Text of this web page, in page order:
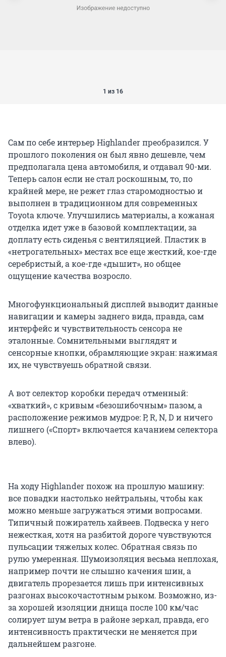
1 из 16
Сам по себе интерьер Highlander преобразился. У
прошлого поколения он был явно дешевле, чем
предполагала цена автомобиля, и отдавал 90-ми.
Теперь салон если не стал роскошным, то, по
крайней мере, не режет глаз старомодностью и
выполнен в традиционном для современных
Toyota ключе. Улучшились материалы, а кожаная
отделка идет уже в базовой комплектации, за
доплату есть сиденья с вентиляцией. Пластик в
«нетрогательных» местах все еще жесткий, кое-где
серебристый, а кое-где «дышит», но общее
ощущение качества возросло.
Многофункциональный дисплей выводит данные
навигации и камеры заднего вида, правда, сам
интерфейс и чувствительность сенсора не
эталонные. Сомнительными выглядят и
сенсорные кнопки, обрамляющие экран: нажимая
их, не чувствуешь обратной связи.
А вот селектор коробки передач отменный:
«хваткий», с кривым «безошибочным» пазом, а
расположение режимов мудрое: P, R, N, D и ничего
лишнего («Спорт» включается качанием селектора
влево).
На ходу Highlander похож на прошлую машину:
все повадки настолько нейтральны, чтобы как
можно меньше загружаться этими вопросами.
Типичный пожиратель хайвеев. Подвеска у него
нежесткая, хотя на разбитой дороге чувствуются
пульсации тяжелых колес. Обратная связь по
рулю умеренная. Шумоизоляция весьма неплохая,
например почти не слышно качения шин, а
двигатель прорезается лишь при интенсивных
разгонах высокочастотным рыком. Возможно, из-
за хорошей изоляции днища после 100 км/час
солирует шум ветра в районе зеркал, правда, его
интенсивность практически не меняется при
дальнейшем разгоне.